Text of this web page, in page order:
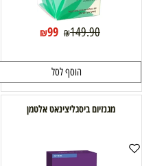
₪149.90
₪99
הוסף לסל
מגנזיום ביסגליצינאט אלטמן